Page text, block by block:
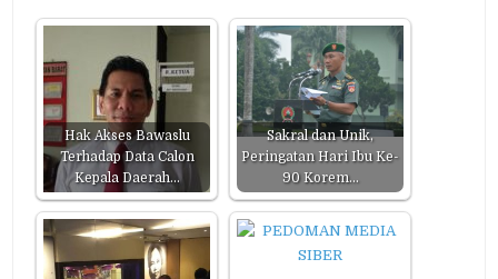
Hak Akses Bawaslu
Terhadap Data Calon
Kepala Daerah…
Sakral dan Unik,
Peringatan Hari Ibu Ke-
90 Korem…